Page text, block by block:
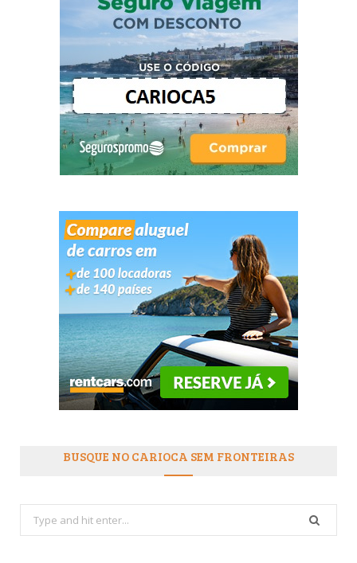
BUSQUE NO CARIOCA SEM FRONTEIRAS
for: